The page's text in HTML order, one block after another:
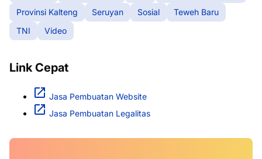
Provinsi Kalteng
Seruyan Sosial
Teweh Baru
TNI
Video
Link Cepat
Jasa Pembuatan Website
Jasa Pembuatan Legalitas